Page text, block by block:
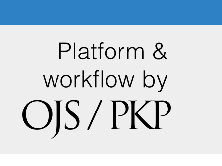
STM88situs slot gacor terpercaya dengan teknologi enkripsi terbaik dan jaminan pembayaran 100% aman.
Karya inidilisensikan di bawah Lisensi
Internasional Creative Commons Atribusi-NonKomersial-
TanpaTurunan 4.0
TEKNOLOGI KECERDASAN. Jurnal Teknik. Universitas
Teknologi Nasional. Fakultas Regional La Plata. Sekretariat